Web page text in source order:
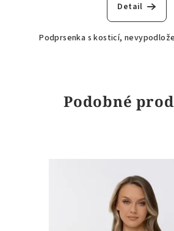
Detail
Podprsenka s kosticí,
Podobné